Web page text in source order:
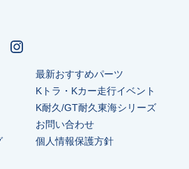
最新おすすめパーツ
Kトラ・Kカー走行イベント
K耐久/GT耐久東海シリーズ
お問い合わせ
個人情報保護方針